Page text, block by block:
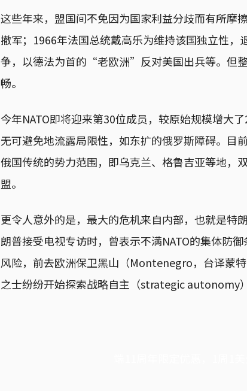
这些年来，盟国间不免因为国家利益分歧而有所摩
撤军；1966年法国总统戴高乐为维持该国独立性，
争，以德法为首的“老欧洲”反对美国出兵等。但
畅。
今年NATO即将迎来第30位成员，较原始规模增大
无可避免地流露局限性，如东扩的俄罗斯障碍。目
俄国传统的势力范围，即乌克兰、格鲁吉亚等地，
盟。
更令人意外的是，最大的危机来自内部，也就是
朗普接受电视专访时，曾表示不满NATO的集体防
风险，前去欧洲保卫黑山（Montenegro，台译蒙
之士纷纷开始探索战略自主（strategic autonomy